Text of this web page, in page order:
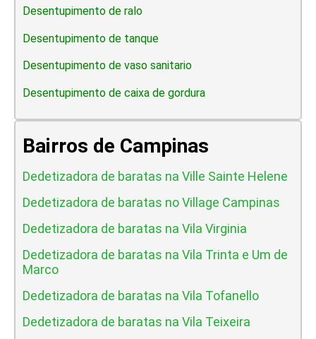
Desentupimento de ralo
Desentupimento de tanque
Desentupimento de vaso sanitario
Desentupimento de caixa de gordura
Bairros de Campinas
Dedetizadora de baratas na Ville Sainte Helene
Dedetizadora de baratas no Village Campinas
Dedetizadora de baratas na Vila Virginia
Dedetizadora de baratas na Vila Trinta e Um de
Marco
Dedetizadora de baratas na Vila Tofanello
Dedetizadora de baratas na Vila Teixeira